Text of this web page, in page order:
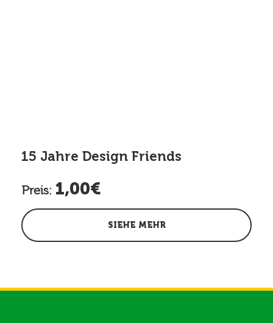
15 Jahre Design Friends
Preis: 1,00€
SIEHE MEHR